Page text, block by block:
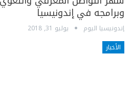
وبرامجه في إندونيسيا
إندونيسيا اليوم يوليو 31, 2018
الأخبار